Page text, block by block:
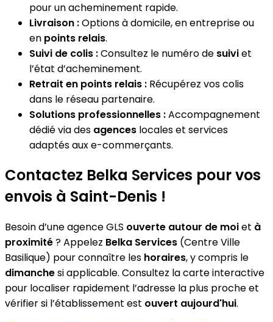
pour un acheminement rapide.
Livraison :Options à domicile, en entreprise ou
en points relais.
Suivi de colis :Consultez le numéro de suiviet
l’état d’acheminement.
Retrait en points relais : Récupérez vos colis
dans le réseau partenaire.
Solutions professionnelles :Accompagnement
dédié via des agences locales et services
adaptés aux e-commerçants.
Contactez Belka Services pour vos
envois à Saint-Denis !
Besoin d’une agence GLS ouverte autour de moiet à
proximité? Appelez Belka Services (Centre Ville
Basilique) pour connaître les horaires, y compris le
dimanchesi applicable. Consultez la carte interactive
pour localiser rapidement l’adresse la plus proche et
vérifier si l’établissement est ouvert aujourd'hui.